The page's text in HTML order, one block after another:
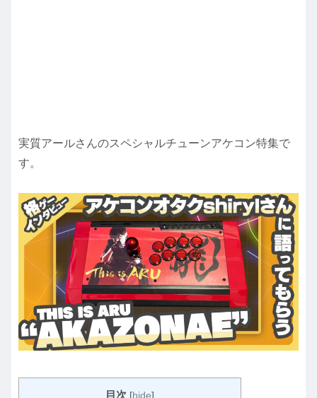
実質アールさんのスペシャルチューンアケコン特集で
す。
目次 [hide]